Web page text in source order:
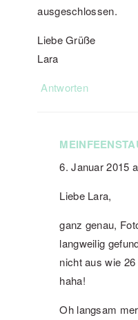
ausgeschlossen.
Liebe Grüße
Lara
Antworten
6. Januar 2015
Liebe Lara,
ganz genau,
langweilig
nicht aus wie
haha!
Oh langsam